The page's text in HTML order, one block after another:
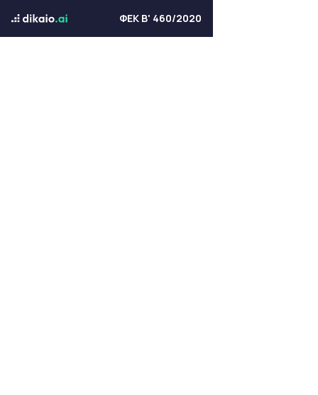
ΦΕΚ Β' 460/2020